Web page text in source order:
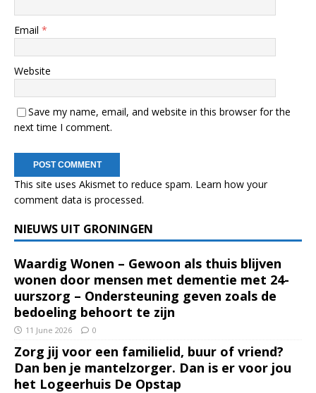
Email *
Website
Save my name, email, and website in this browser for the
next time I comment.
This site uses Akismet to reduce spam. Learn how your
comment data is processed.
NIEUWS UIT GRONINGEN
Waardig Wonen – Gewoon als thuis blijven
wonen door mensen met dementie met 24-
uurszorg – Ondersteuning geven zoals de
bedoeling behoort te zijn
11 June 2026 0
Zorg jij voor een familielid, buur of vriend?
Dan ben je mantelzorger. Dan is er voor jou
het Logeerhuis De Opstap